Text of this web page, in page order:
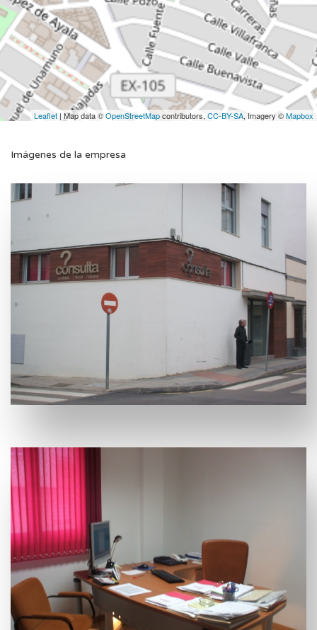
Leaflet | Map data ©OpenStreetMapcontributors, CC-BY-SA, Imagery ©Mapbox
Imágenes de la empresa